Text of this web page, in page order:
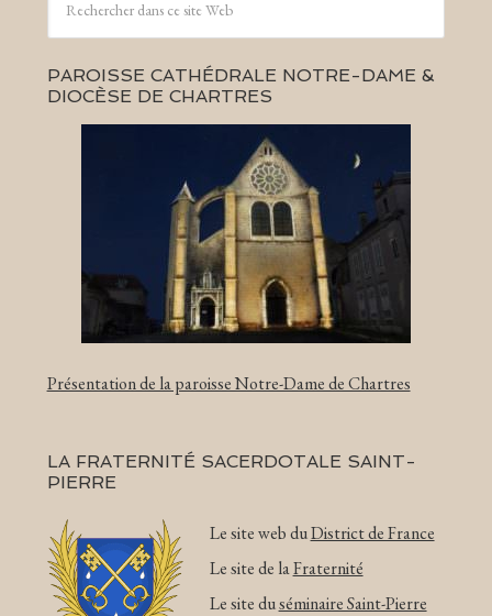
PAROISSE CATHÉDRALE NOTRE-DAME &
DIOCÈSE DE CHARTRES
Présentation de la paroisse Notre-Dame de Chartres
LA FRATERNITÉ SACERDOTALE SAINT-
PIERRE
Le site web duDistrict de France
Le site de laFraternité
Le site duséminaire Saint-Pierre